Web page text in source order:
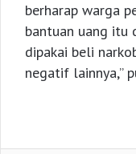
berharap warga
bantuan uang itu
dipakai beli
negatif lainnya,”